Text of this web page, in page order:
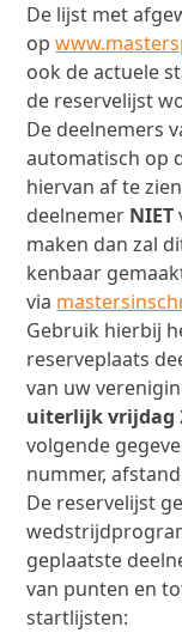
De lijst met
op
ook de actuele
de reservelijst
De deelnemers
automatisch op
hiervan af te
deelnemer NIET
maken dan zal
kenbaar
via
Gebruik hierbij
reserveplaats
van uw
uiterlijk vrijdag
volgende
nummer,
De reservelijst
geplaatste
van punten en
startlijsten: